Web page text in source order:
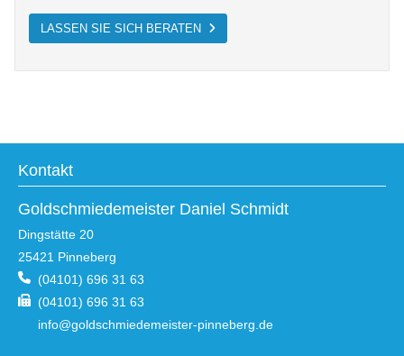
LASSEN SIE SICH BERATEN
Kontakt
Goldschmiedemeister Daniel Schmidt
Dingstätte 20
25421 Pinneberg
(04101) 696 31 63
(04101) 696 31 63
info@goldschmiedemeister-pinneberg.de